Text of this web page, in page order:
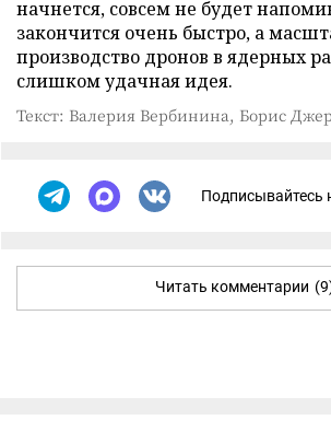
начнется, совсем не будет
закончится очень быстро, а
производство дронов в ядерных
слишком удачная идея.
Текст: Валерия Вербинина, Борис
Подписывайтесь
Читать комментарии